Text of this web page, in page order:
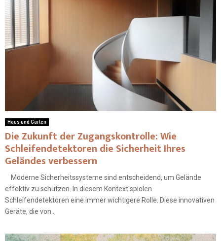
Haus und Garten
Die Zukunft der Zugangskontrolle: Wie
Schleifendetektoren die Sicherheit Ihres
Geländes verbessern
Moderne Sicherheitssysteme sind entscheidend, um Gelände
effektiv zu schützen. In diesem Kontext spielen
Schleifendetektoren eine immer wichtigere Rolle. Diese innovativen
Geräte, die von...